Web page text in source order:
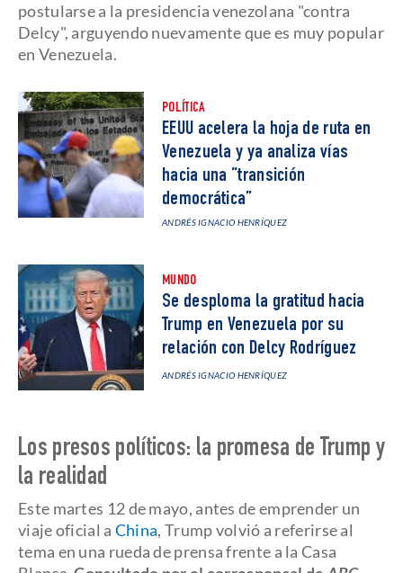
postularse a la presidencia venezolana "contra
Delcy", arguyendo nuevamente que es muy popular
en Venezuela.
POLÍTICA
EEUU acelera la hoja de ruta en
Venezuela y ya analiza vías
hacia una “transición
democrática”
ANDRÉS IGNACIO HENRÍQUEZ
MUNDO
Se desploma la gratitud hacia
Trump en Venezuela por su
relación con Delcy Rodríguez
ANDRÉS IGNACIO HENRÍQUEZ
Los presos políticos: la promesa de Trump y
la realidad
Este martes 12 de mayo, antes de emprender un
viaje oficial a China, Trump volvió a referirse al
tema en una rueda de prensa frente a la Casa